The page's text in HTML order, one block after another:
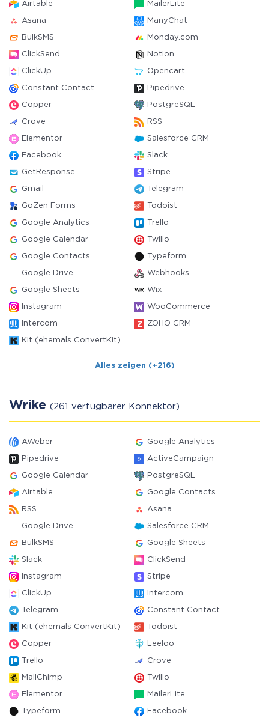
Airtable MailerLite
Asana ManyChat
BulkSMS Monday.com
ClickSend Notion
ClickUp Opencart
Constant Contact Pipedrive
Copper PostgreSQL
Crove RSS
Elementor Salesforce CRM
Facebook Slack
GetResponse Stripe
Gmail Telegram
GoZen Forms Todoist
Google Analytics Trello
Google Calendar Twilio
Google Contacts Typeform
Google Drive Webhooks
Google Sheets Wix
Instagram WooCommerce
Intercom ZOHO CRM
Kit (ehemals ConvertKit)
Alles zeigen (+216)
Wrike (261 verfügbarer Konnektor)
AWeber Google Analytics
Pipedrive ActiveCampaign
Google Calendar PostgreSQL
Airtable Google Contacts
RSS Asana
Google Drive Salesforce CRM
BulkSMS Google Sheets
Slack ClickSend
Instagram Stripe
ClickUp Intercom
Telegram Constant Contact
Kit (ehemals ConvertKit) Todoist
Copper Leeloo
Trello Crove
MailChimp Twilio
Elementor MailerLite
Typeform Facebook